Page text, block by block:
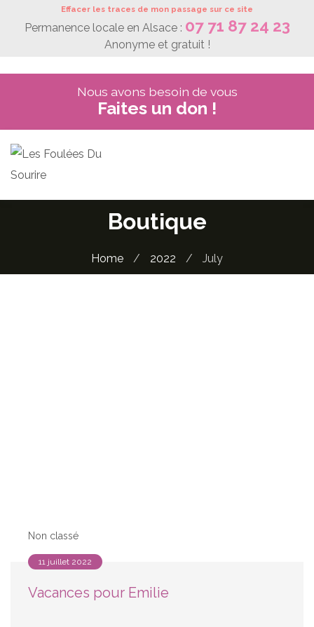
Effacer les traces de mon passage sur ce site
Permanence locale en Alsace : 07 71 87 24 23
Anonyme et gratuit !
Nous avons besoin de vous
Faites un don !
Boutique
Home / 2022 / July
Non classé
11 juillet 2022
Vacances pour Emilie